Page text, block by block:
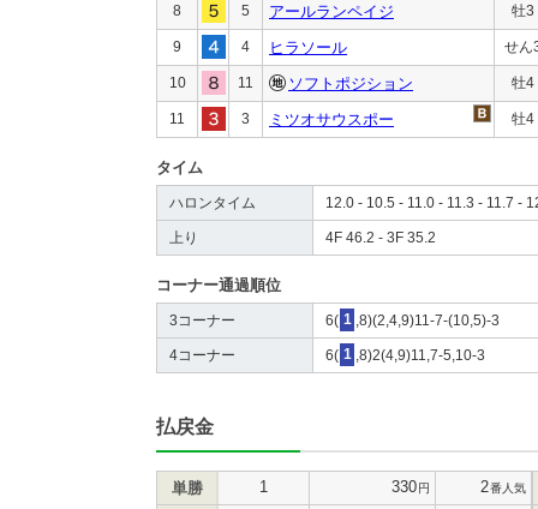
8 5 アールランペイジ 牡3
9 4 ヒラソール せん
10 11 ソフトポジション 牡4
11 3 ミツオサウスポー 牡4
タイム
ハロンタイム 12.0 - 10.5 - 11.0 - 11.3 - 11.7 -
上り 4F 46.2 - 3F 35.2
コーナー通過順位
3コーナー 6( 1 ,8)(2,4,9)11-7-(10,5)-3
4コーナー 6( 1 ,8)2(4,9)11,7-5,10-3
払戻金
単勝 1 330円 2番人気